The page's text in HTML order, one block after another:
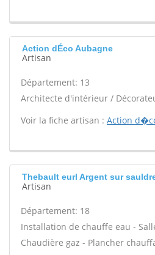
Action dÉco Aubagne
Artisan
Département: 13
Architecte d'intérieur /
Voir la fiche artisan : Action
Thebault eurl Argent sur
Artisan
Département: 18
Installation de chauffe eau -
Chaudière gaz - Plancher